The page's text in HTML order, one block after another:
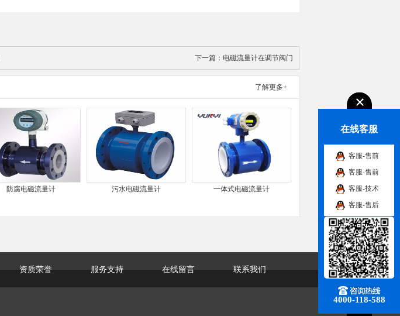
下一篇： 电磁流量计在调节阀门
了解更多+
防腐电磁流量计 污水电磁流量计 一体式电磁流量计
资质荣誉 服务支持 在线留言 联系我们
在线客服
客服-售前
客服-售前
客服-技术
客服-售后
4000-118-588